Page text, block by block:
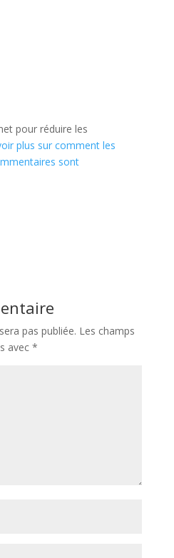
pour réduire les
plus sur comment les
sont
pas publiée. Les champs
avec *